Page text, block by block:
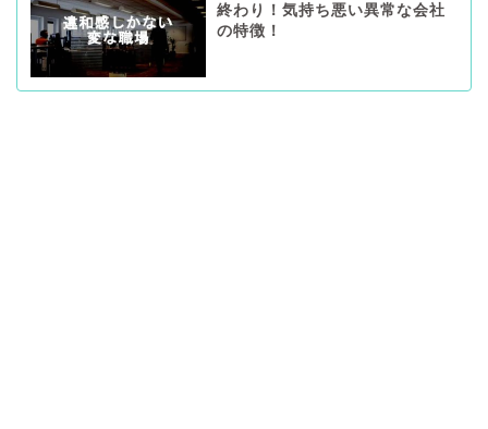
終わり！気持ち悪い異常な会社
の特徴！